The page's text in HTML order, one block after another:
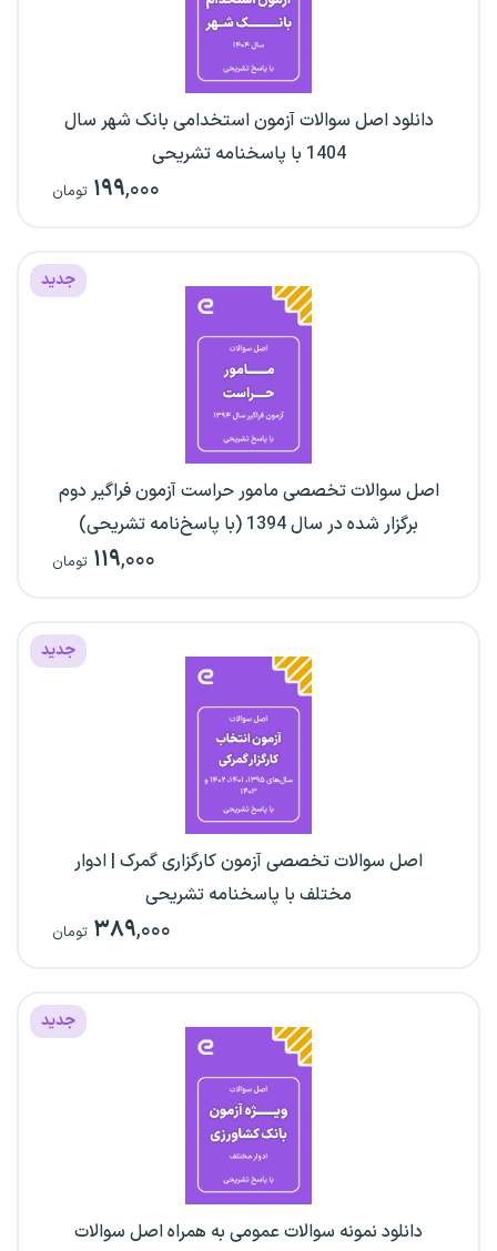
دانلود اصل سوالات آزمون استخدامی بانک شهر سال
1404 با پاسخنامه تشریحی
۱۹۹,۰۰۰ تومان
جدید
اصل سوالات تخصصی مامور حراست آزمون فراگیر دوم
برگزار شده در سال 1394 (با پاسخ‌نامه تشریحی)
۱۱۹,۰۰۰ تومان
جدید
اصل سوالات تخصصی آزمون کارگزاری گمرک | ادوار
مختلف با پاسخنامه تشریحی
۳۸۹,۰۰۰ تومان
جدید
دانلود نمونه سوالات عمومی به همراه اصل سوالات